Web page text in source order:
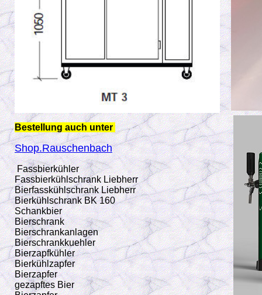
Bestellung auch unter
Shop.Rauschenbach
Fassbierkühler
Fassbierkühlschrank Liebherr
Bierfasskühlschrank Liebherr
Bierkühlschrank BK 160
Schankbier
Bierschrank
Bierschrankanlagen
Bierschrankkuehler
Bierzapfkühler
Bierkühlzapfer
Bierzapfer
gezapftes Bier